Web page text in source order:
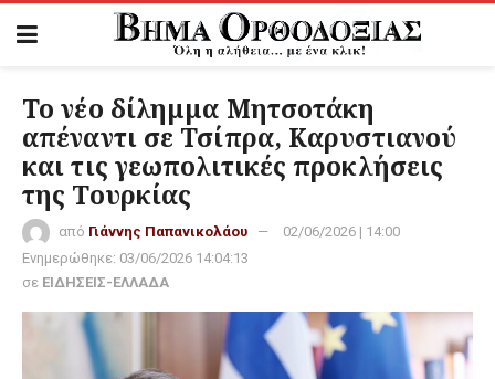
Το νέο δίλημμα Μητσοτάκη
απέναντι σε Τσίπρα, Καρυστιανού
και τις γεωπολιτικές προκλήσεις
της Τουρκίας
από Γιάννης Παπανικολάου
02/06/2026 | 14:00
Ενημερώθηκε: 03/06/2026 14:04:13
σε ΕΙΔΗΣΕΙΣ-ΕΛΛΑΔΑ